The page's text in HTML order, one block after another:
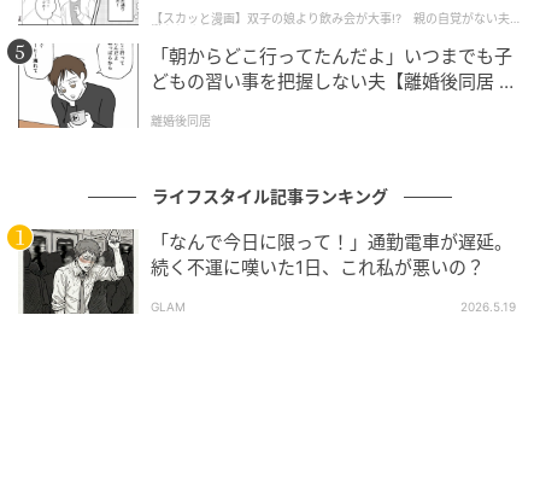
ワッグルONLINE
SarahSchmelzel
サラ・シュメルツェル
●1994年生まれ、アメリカ出身。「ゴルフ場に着いた
ら、その日にすることをリストに書き出して、それが
【スカッと漫画】双子の娘より飲み会が大事!? 親の自覚がない夫を
懲らしめた話
「朝からどこ行ってたんだよ」いつまでも子
どもの習い事を把握しない夫【離婚後同居 Vo
離婚後同居
ライフスタイル記事ランキング
「なんで今日に限って！」通勤電車が遅延。
続く不運に嘆いた1日、これ私が悪いの？
GLAM 2026.5.19